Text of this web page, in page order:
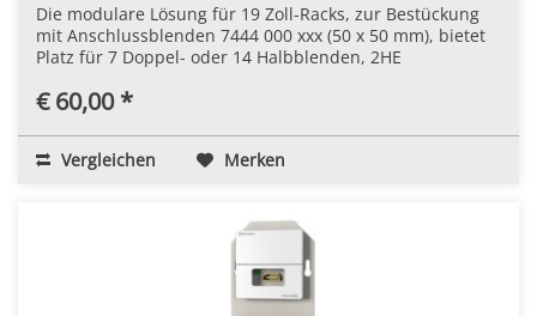
Die modulare Lösung für 19 Zoll-Racks, zur Bestückung
mit Anschlussblenden 7444 000 xxx (50 x 50 mm), bietet
Platz für 7 Doppel- oder 14 Halbblenden, 2HE
€ 60,00 *
Vergleichen Merken